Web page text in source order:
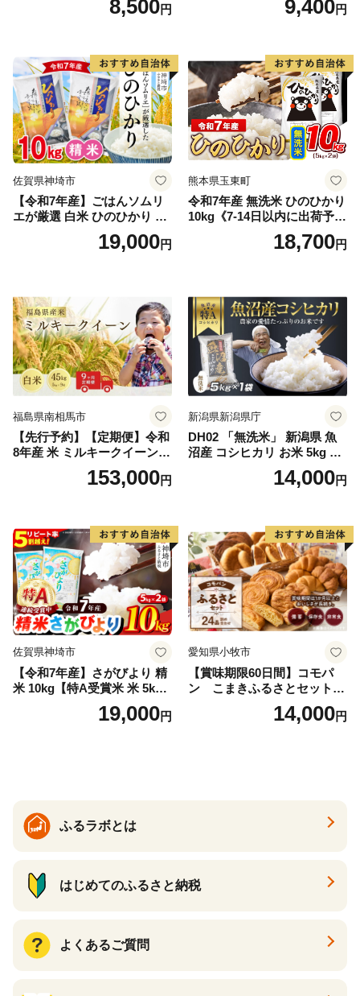
精米 5キロ おこめ こめ コメ
野町産 Elevation
8,500円
高レビュー｜人気米 熊本県
9,400円
佐賀県神埼市
【令和7年産】ごはんソムリ
エが厳選 白米 ひのひかり 10
米 10kg 5kg×2 ひのひかり ブ
19,000円
熊本県玉東町
令和7年産 無洗米 ひのひかり
10kg《7-14日以内に出荷予定
(土日祝除く)》コメ 米 無洗米
令和7年産 高レビュー｜人気
18,700円
福島県南相馬市
【先行予約】【定期便】令和
8年産 米 ミルキークイーン
白米 45kg (5kg×9回) | ミルキ
ークイーン 米5kg 福島 福島
福島県 南相馬市 cu006-ae
153,000円
新潟県新潟県庁
DH02 「無洗米」 新潟県 魚
沼産 コシヒカリ お米 5kg こ
しひかり 精米 米（お米の美
味しい炊き方ガイド付き）
14,000円
佐賀県神埼市
【令和7年産】さがびより 精
米 10kg【特A受賞米 米 5kg×
2袋 お米 コメ こめ 国産 美味
しい ブランド米 人気 ランキ
19,000円
愛知県小牧市
【賞味期限60日間】コモパ
ン こまきふるさとセット
（24個入り）／災害用備蓄
保存食 非常食 防災グッズに
14,000円
ふるラボとは
はじめてのふるさと納税
よくあるご質問